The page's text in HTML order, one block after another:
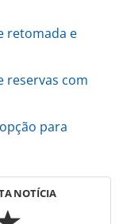
retomada e
reservas com
para
NOTÍCIA